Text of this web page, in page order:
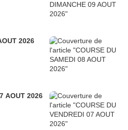
2026
AOUT 2026